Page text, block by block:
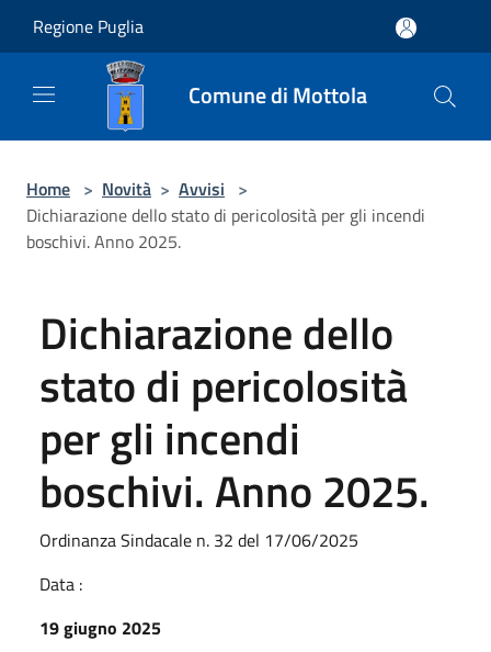
Regione Puglia
Comune di Mottola
Home > Novità > Avvisi >
Dichiarazione dello stato di pericolosità per gli incendi
boschivi. Anno 2025.
Dichiarazione dello
stato di pericolosità
per gli incendi
boschivi. Anno 2025.
Ordinanza Sindacale n. 32 del 17/06/2025
Data :
19 giugno 2025